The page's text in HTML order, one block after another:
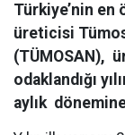
Türkiye’nin
üreticisi
(TÜMOSAN),
odaklandığı
aylık